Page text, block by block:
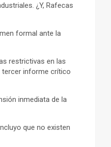
¿Y, Rafecas
formal ante la
restrictivas en las
tercer informe crítico
inmediata de la
que no existen